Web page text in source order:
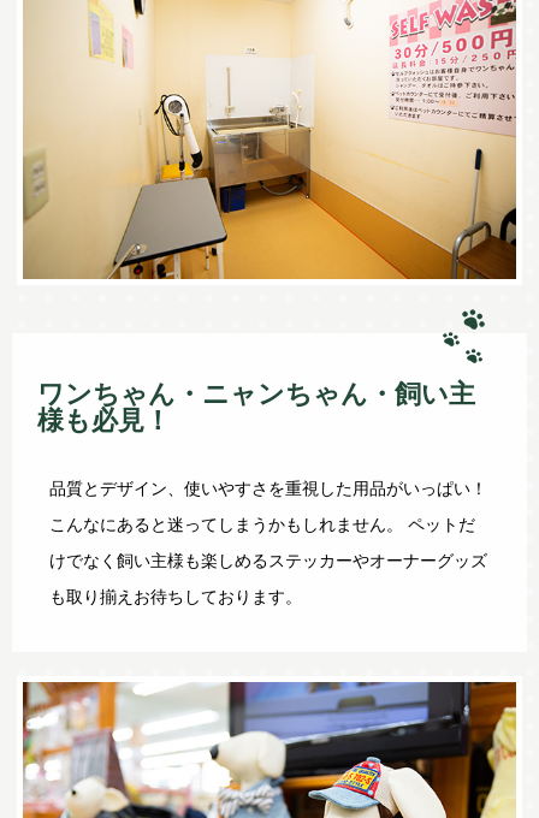
ワンちゃん・ニャンちゃん・飼い主
様も必見！
品質とデザイン、使いやすさを重視した用品がいっぱい！
こんなにあると迷ってしまうかもしれません。 ペットだ
けでなく飼い主様も楽しめるステッカーやオーナーグッズ
も取り揃えお待ちしております。